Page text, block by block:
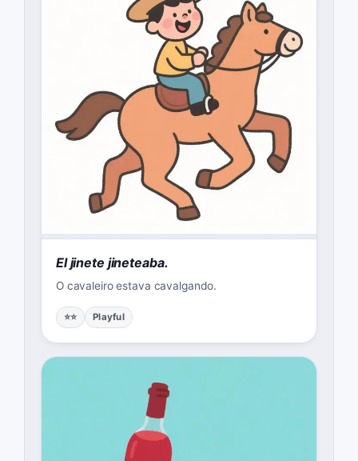
El jinete jineteaba.
O cavaleiro estava cavalgando.
⭐⭐ Playful